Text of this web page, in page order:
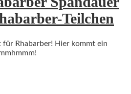
Teilchen
für Rhabarber! Hier kommt ein